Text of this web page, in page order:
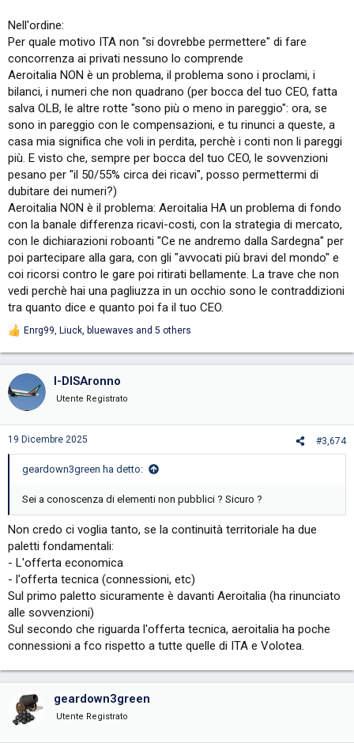
Nell'ordine:
Per quale motivo ITA non "si dovrebbe permettere" di fare
concorrenza ai privati nessuno lo comprende
Aeroitalia NON è un problema, il problema sono i proclami, i
bilanci, i numeri che non quadrano (per bocca del tuo CEO, fatta
salva OLB, le altre rotte "sono più o meno in pareggio": ora, se
sono in pareggio con le compensazioni, e tu rinunci a queste, a
casa mia significa che voli in perdita, perchè i conti non li pareggi
più. E visto che, sempre per bocca del tuo CEO, le sovvenzioni
pesano per "il 50/55% circa dei ricavi", posso permettermi di
dubitare dei numeri?)
Aeroitalia NON è il problema: Aeroitalia HA un problema di fondo
con la banale differenza ricavi-costi, con la strategia di mercato,
con le dichiarazioni roboanti "Ce ne andremo dalla Sardegna" per
poi partecipare alla gara, con gli "avvocati più bravi del mondo" e
coi ricorsi contro le gare poi ritirati bellamente. La trave che non
vedi perchè hai una pagliuzza in un occhio sono le contraddizioni
tra quanto dice e quanto poi fa il tuo CEO.
R
t
i
n
s
Enrg99, Liuck, bluewaves and 5 others
I-DISAronno
Utente Registrato
19 Dicembre 2025 #3,674
geardown3green ha detto:
Sei a conoscenza di elementi non pubblici ? Sicuro ?
Non credo ci voglia tanto, se la continuità territoriale ha due
paletti fondamentali:
- L'offerta economica
- l'offerta tecnica (connessioni, etc)
Sul primo paletto sicuramente è davanti Aeroitalia (ha rinunciato
alle sovvenzioni)
Sul secondo che riguarda l'offerta tecnica, aeroitalia ha poche
connessioni a fco rispetto a tutte quelle di ITA e Volotea.
geardown3green
Utente Registrato